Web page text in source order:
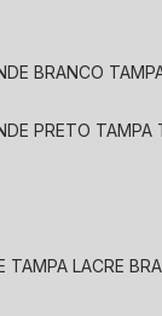
BRANCO
PRETO
TAMPA LACRE